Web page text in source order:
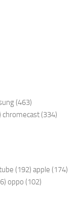
(463)
chromecast (334)
(192) apple (174)
oppo (102)